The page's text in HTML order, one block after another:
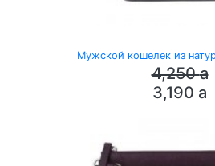
Мужской кошелек из
4,250a
3,190 a